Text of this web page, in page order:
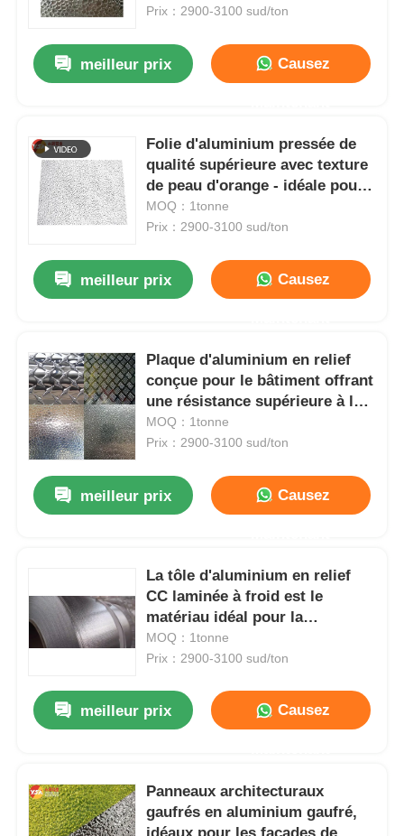
Produits
À propos de nous
Visite de l'usine
Nous contacter
Cas
Rouleau en aluminium
mécaniques
Prix：2900-3100 sud/ton
meilleur prix Causez
Folie d'aluminium pressée de
qualité supérieure avec texture
de peau d'orange - idéale pour
un usage industriel et décoratif
MOQ：1tonne
Prix：2900-3100 sud/ton
meilleur prix Causez
Plaque d'aluminium en relief
conçue pour le bâtiment offrant
une résistance supérieure à la
corrosion et une installation
facile
MOQ：1tonne
Prix：2900-3100 sud/ton
meilleur prix Causez
La tôle d'aluminium en relief
CC laminée à froid est le
matériau idéal pour la
fabrication de panneaux
durables et de surfaces de
MOQ：1tonne
Prix：2900-3100 sud/ton
meilleur prix Causez
Panneaux architecturaux
gaufrés en aluminium gaufré,
idéaux pour les façades de